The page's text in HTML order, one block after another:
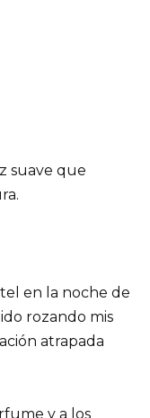
suave que
en la noche de
rozando mis
atrapada
y a los